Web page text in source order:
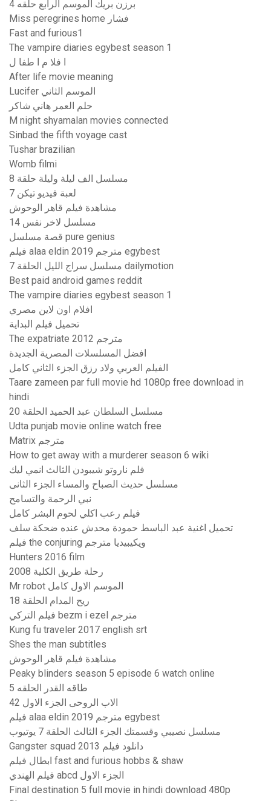
برزن بريك الموسم الرابع حلقه 4
Miss peregrines home فشار
Fast and furious1
The vampire diaries egybest season 1
ا فلا م ا طفا ل
After life movie meaning
Lucifer الموسم الثاني
حلم العمر هاني شاكر
M night shyamalan movies connected
Sinbad the fifth voyage cast
Tushar brazilian
Womb filmi
مسلسل الف ليلة وليلة حلقة 8
لعبة فيديو تيكن 7
مشاهدة فيلم قاهر الوحوش
مسلسل لاخر نفس 14
قصة مسلسل pure genius
فيلم alaa eldin 2019 مترجم egybest
مسلسل سراج الليل الحلقة 7 dailymotion
Best paid android games reddit
The vampire diaries egybest season 1
افلام اون لاين مصري
تحميل فيلم البداية
The expatriate 2012 مترجم
افضل المسلسلات المصرية الجديدة
الفيلم العربي ولاد رزق الجزء الثاني كامل
Taare zameen par full movie hd 1080p free download in
hindi
مسلسل السلطان عبد الحميد الحلقة 20
Udta punjab movie online watch free
Matrix مترجم
How to get away with a murderer season 6 wiki
فلم ناروتو شيبودن الثالث انمي ليك
مسلسل حديث الصباح والمساء الجزء الثانى
نبي الرحمة والتسامح
فيلم رعب اكلي لحوم البشر كامل
تحميل اغنية عبد الباسط حمودة محدش عنده ضحكة سلف
فيلم the conjuring ويكيبيديا مترجم
Hunters 2016 film
رحلة طريق الكلية 2008
Mr robot الموسم الاول كامل
ريح المدام الحلقة 18
فيلم التركي bezm i ezel مترجم
Kung fu traveler 2017 english srt
Shes the man subtitles
مشاهدة فيلم قاهر الوحوش
Peaky blinders season 5 episode 6 watch online
طاقه القدر الحلقه 5
الاب الروحى الجزء الاول 42
فيلم alaa eldin 2019 مترجم egybest
مسلسل نصيبي وقسمتك الجزء الثالث الحلقة 7 يوتيوب
Gangster squad 2013 دانلود فیلم
ابطال فيلم fast and furious hobbs & shaw
فيلم الهندي abcd الجزء الاول
Final destination 5 full movie in hindi download 480p